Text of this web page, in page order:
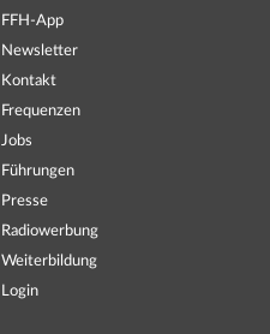
FFH-App
Newsletter
Kontakt
Frequenzen
Jobs
Führungen
Presse
Radiowerbung
Weiterbildung
Login